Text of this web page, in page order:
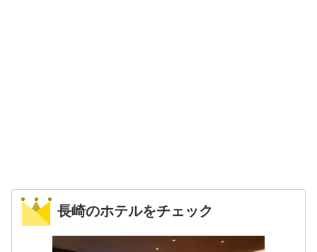
長崎のホテルをチェック